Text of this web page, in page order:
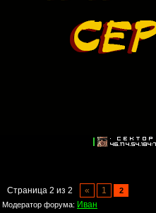
Страница 2 из 2 « 1
2
Модератор форума: Иван